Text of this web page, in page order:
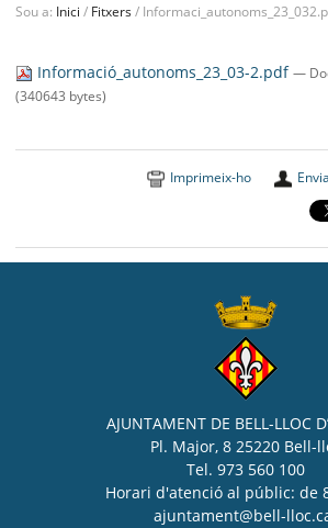
BELL-LLOC SOLUCIONA
Sou a: Inici / Fitxers/
Informació_autonoms_23_03-2.pdf—
(340643 bytes)
Imprimeix-ho Envia
AJUNTAMENT DE BELL-LLOC
Pl. Major, 8 25220 Bell-
Tel. 973 560 100
Horari d'atenció al públic: de
ajuntament@bell-